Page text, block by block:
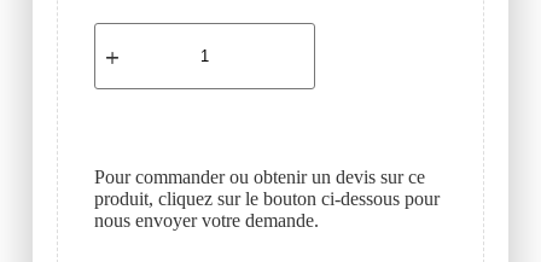
Pour commander ou obtenir un devis sur ce
produit, cliquez sur le bouton ci-dessous pour
nous envoyer votre demande.